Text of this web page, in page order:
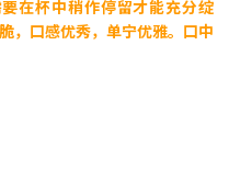
在杯中稍作停留才能充分绽
，口感优秀，单宁优雅。口中